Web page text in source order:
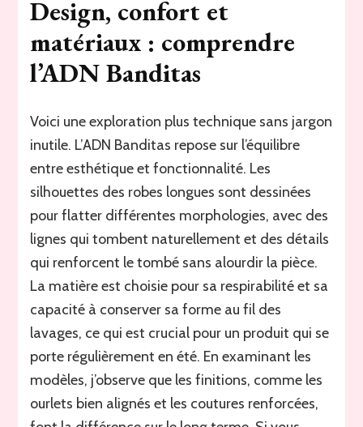
Design, confort et
matériaux : comprendre
l’ADN Banditas
Voici une exploration plus technique sans jargon
inutile. L’ADN Banditas repose sur l’équilibre
entre esthétique et fonctionnalité. Les
silhouettes des robes longues sont dessinées
pour flatter différentes morphologies, avec des
lignes qui tombent naturellement et des détails
qui renforcent le tombé sans alourdir la pièce.
La matière est choisie pour sa respirabilité et sa
capacité à conserver sa forme au fil des
lavages, ce qui est crucial pour un produit qui se
porte régulièrement en été. En examinant les
modèles, j’observe que les finitions, comme les
ourlets bien alignés et les coutures renforcées,